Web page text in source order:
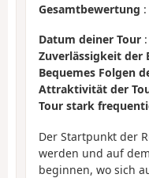
Gesamtbewertung :
Datum deiner Tour
Zuverlässigkeit der
Bequemes Folgen
Attraktivität der
Tour stark
Der Startpunkt der
werden und auf
beginnen, wo sich